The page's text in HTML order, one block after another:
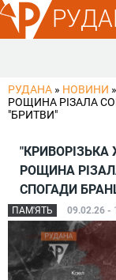
РУДАНА » НОВИНИ »
РОЩИНА РІЗАЛА
"БРИТВИ"
"КРИВОРІЗЬКА
РОЩИНА
СПОГАДИ
ПАМ'ЯТЬ 09.02.26 -